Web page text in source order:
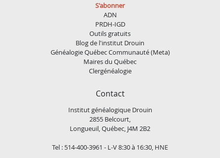
S'abonner
ADN
PRDH-IGD
Outils gratuits
Blog de l'institut Drouin
Généalogie Québec Communauté (Meta)
Maires du Québec
Clergénéalogie
Contact
Institut généalogique Drouin
2855 Belcourt,
Longueuil, Québec, J4M 2B2
Tel : 514-400-3961 - L-V 8:30 à 16:30, HNE